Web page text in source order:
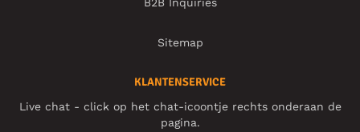
Sitemap
KLANTENSERVICE
Live chat - click op het chat-icoontje rechts onderaan de
pagina.